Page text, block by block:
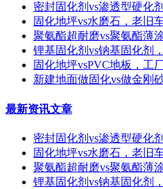
密封固化剂vs渗透型硬化
固化地坪vs水磨石，老旧
聚氨酯超耐磨vs聚氨酯薄
锂基固化剂vs钠基固化剂
固化地坪vsPVC地板，工
新建地面做固化vs做金刚
最新资讯文章
密封固化剂vs渗透型硬化
固化地坪vs水磨石，老旧
聚氨酯超耐磨vs聚氨酯薄
锂基固化剂vs钠基固化剂